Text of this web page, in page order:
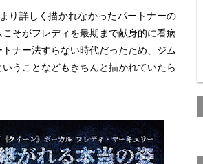
り詳しく描かれなかったパートナーの
そがフレディを最期まで献身的に看病
ナー法すらない時代だったため、ジム
うことなどもきちんと描かれていたら